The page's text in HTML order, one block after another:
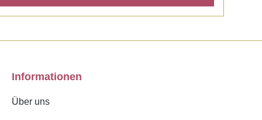
Informationen
Über uns